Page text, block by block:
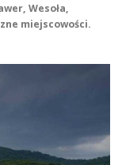
Wesoła,
miejscowości.